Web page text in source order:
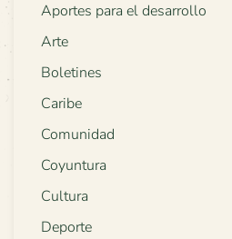
Aportes para el desarrollo
Arte
Boletines
Caribe
Comunidad
Coyuntura
Cultura
Deporte